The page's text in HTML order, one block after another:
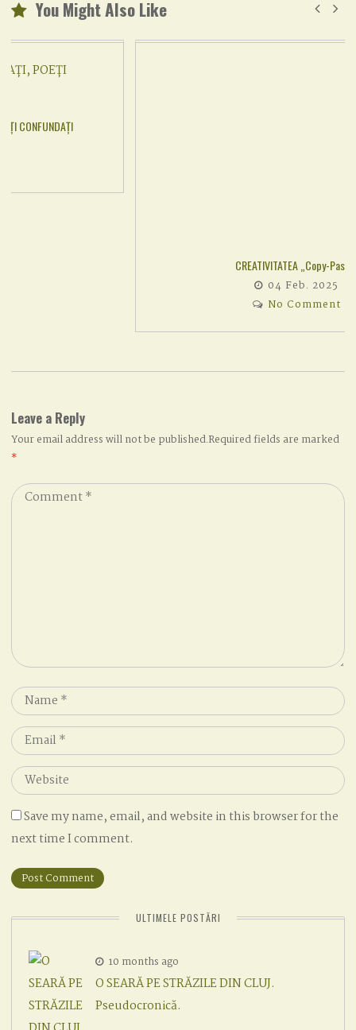
You Might Also Like
Leave a Reply
Your email address will not be published.Required fields are marked
*
Comment
Name
Email
Website
Save my name, email, and website in this browser for the
next time I comment.
ULTIMELE POSTĂRI
10 months ago
O SEARĂ PE STRĂZILE DIN CLUJ.
Pseudocronică.